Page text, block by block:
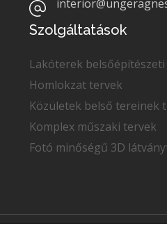
Szolgáltatások
Lakóterek
Homlokzat tervek
Közületek belső tereinek
Komplex műszaki tervek
Fotó minőségű 3D